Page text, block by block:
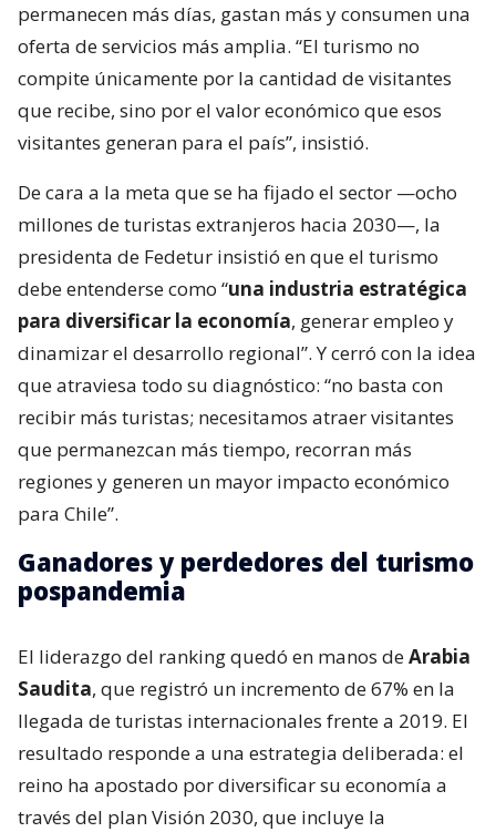
permanecen más días, gastan más y consumen una
oferta de servicios más amplia. “El turismo no
compite únicamente por la cantidad de visitantes
que recibe, sino por el valor económico que esos
visitantes generan para el país”, insistió.
De cara a la meta que se ha fijado el sector —ocho
millones de turistas extranjeros hacia 2030—, la
presidenta de Fedetur insistió en que el turismo
debe entenderse como “una industria estratégica
para diversificar la economía, generar empleo y
dinamizar el desarrollo regional”. Y cerró con la idea
que atraviesa todo su diagnóstico: “no basta con
recibir más turistas; necesitamos atraer visitantes
que permanezcan más tiempo, recorran más
regiones y generen un mayor impacto económico
para Chile”.
Ganadores y perdedores del turismo
pospandemia
El liderazgo del ranking quedó en manos deArabia
Saudita, que registró un incremento de 67% en la
llegada de turistas internacionales frente a 2019. El
resultado responde a una estrategia deliberada: el
reino ha apostado por diversificar su economía a
través del plan Visión 2030, que incluye la